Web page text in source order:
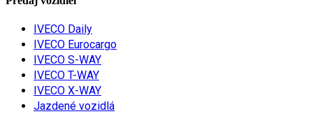
IVECO Daily
IVECO Eurocargo
IVECO S-WAY
IVECO T-WAY
IVECO X-WAY
Jazdené vozidlá